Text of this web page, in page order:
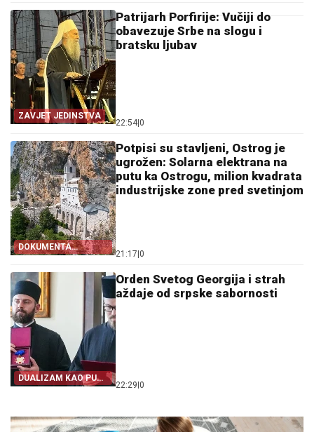
ZAVJET JEDINSTVA
Patrijarh Porfirije: Vučiji do
obavezuje Srbe na slogu i
bratsku ljubav
22:54|0
DOKUMENTA
OTKRIVAJU
Potpisi su stavljeni, Ostrog je
ugrožen: Solarna elektrana na
putu ka Ostrogu, milion kvadrata
industrijske zone pred svetinjom
21:17|0
DUALIZAM KAO PUT
IZ SRPSTVA
Orden Svetog Georgija i strah
aždaje od srpske sabornosti
22:29|0